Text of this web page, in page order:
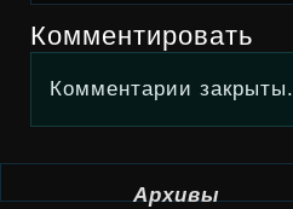
Комментировать
Комментарии закрыты.
Архивы